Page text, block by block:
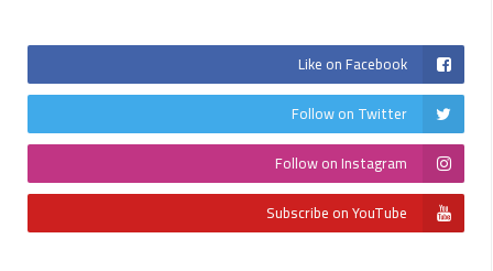
Like on Facebook
Follow on Twitter
Follow on Instagram
Subscribe on YouTube